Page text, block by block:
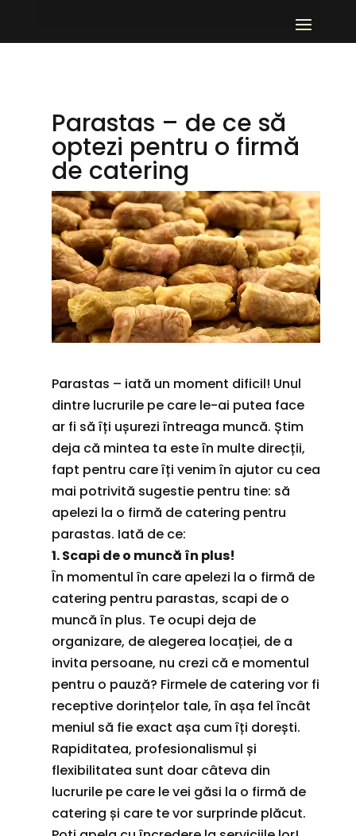
Parastas – de ce să
optezi pentru o firmă
de catering
Parastas – iată un moment dificil! Unul
dintre lucrurile pe care le-ai putea face
ar fi să îți ușurezi întreaga muncă. Știm
deja că mintea ta este în multe direcții,
fapt pentru care îți venim în ajutor cu cea
mai potrivită sugestie pentru tine: să
apelezi la o firmă de catering pentru
parastas. Iată de ce:
1. Scapi de o muncă în plus!
În momentul în care apelezi la o firmă de
catering pentru parastas, scapi de o
muncă în plus. Te ocupi deja de
organizare, de alegerea locației, de a
invita persoane, nu crezi că e momentul
pentru o pauză? Firmele de catering vor fi
receptive dorințelor tale, în așa fel încât
meniul să fie exact așa cum îți dorești.
Rapiditatea, profesionalismul și
flexibilitatea sunt doar câteva din
lucrurile pe care le vei găsi la o firmă de
catering și care te vor surprinde plăcut.